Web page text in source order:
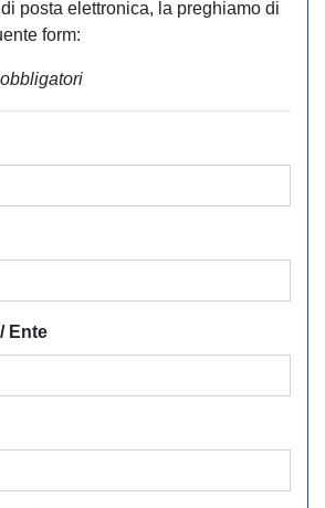
posta elettronica, la preghiamo di
form:
Ente